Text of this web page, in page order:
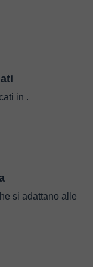
in .
si adattano alle